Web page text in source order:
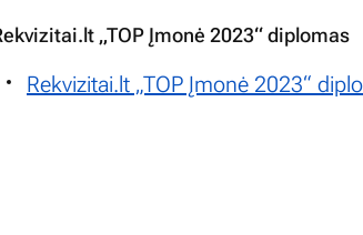
„TOP Įmonė 2023“ diplomas
Rekvizitai.lt „TOP Įmonė 2023“